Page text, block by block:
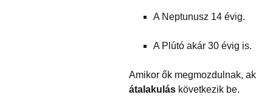
A Neptunusz 14 évig.
A Plútó akár 30 évig is.
Amikor ők megmozdulnak,
átalakulás következik be.